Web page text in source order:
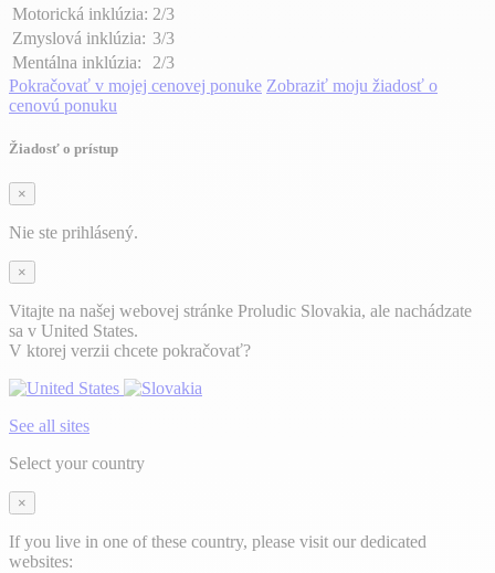
Motorická inklúzia: 2/3
Zmyslová inklúzia: 3/3
Mentálna inklúzia:
2/3
Pokračovať v mojej cenovej ponuke Zobraziť moju žiadosť o
cenovú ponuku
Žiadosť o prístup
×
Nie ste prihlásený.
×
Vitajte na našej webovej stránke Proludic Slovakia, ale nachádzate
sa v United States.
V ktorej verzii chcete pokračovať?
See all sites
Select your country
×
If you live in one of these country, please visit our dedicated
websites: